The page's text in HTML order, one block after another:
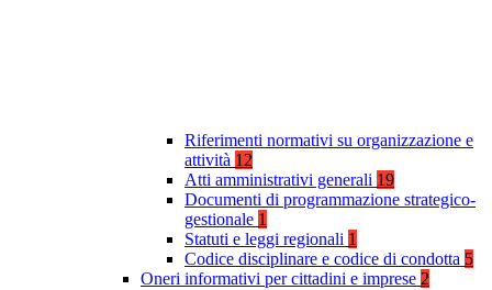
Riferimenti normativi su organizzazione e
attività 12
Atti amministrativi generali 19
Documenti di programmazione strategico-
gestionale 1
Statuti e leggi regionali 1
Codice disciplinare e codice di condotta 5
Oneri informativi per cittadini e imprese 2